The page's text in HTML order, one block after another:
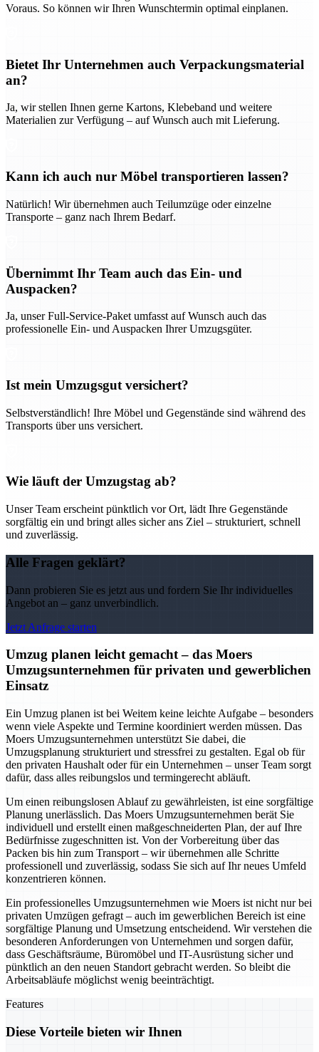
Voraus. So können wir Ihren Wunschtermin optimal einplanen.
Bietet Ihr Unternehmen auch Verpackungsmaterial
an?
Ja, wir stellen Ihnen gerne Kartons, Klebeband und weitere
Materialien zur Verfügung – auf Wunsch auch mit Lieferung.
Kann ich auch nur Möbel transportieren lassen?
Natürlich! Wir übernehmen auch Teilumzüge oder einzelne
Transporte – ganz nach Ihrem Bedarf.
Übernimmt Ihr Team auch das Ein- und
Auspacken?
Ja, unser Full-Service-Paket umfasst auf Wunsch auch das
professionelle Ein- und Auspacken Ihrer Umzugsgüter.
Ist mein Umzugsgut versichert?
Selbstverständlich! Ihre Möbel und Gegenstände sind während des
Transports über uns versichert.
Wie läuft der Umzugstag ab?
Unser Team erscheint pünktlich vor Ort, lädt Ihre Gegenstände
sorgfältig ein und bringt alles sicher ans Ziel – strukturiert, schnell
und zuverlässig.
Alle Fragen geklärt?
Dann probieren Sie es jetzt aus und fordern Sie Ihr individuelles
Angebot an – ganz unverbindlich.
Jetzt Anfrage starten
Umzug planen leicht gemacht – das Moers
Umzugsunternehmen für privaten und gewerblichen
Einsatz
Ein Umzug planen ist bei Weitem keine leichte Aufgabe – besonders
wenn viele Aspekte und Termine koordiniert werden müssen. Das
Moers Umzugsunternehmen unterstützt Sie dabei, die
Umzugsplanung strukturiert und stressfrei zu gestalten. Egal ob für
den privaten Haushalt oder für ein Unternehmen – unser Team sorgt
dafür, dass alles reibungslos und termingerecht abläuft.
Um einen reibungslosen Ablauf zu gewährleisten, ist eine sorgfältige
Planung unerlässlich. Das Moers Umzugsunternehmen berät Sie
individuell und erstellt einen maßgeschneiderten Plan, der auf Ihre
Bedürfnisse zugeschnitten ist. Von der Vorbereitung über das
Packen bis hin zum Transport – wir übernehmen alle Schritte
professionell und zuverlässig, sodass Sie sich auf Ihr neues Umfeld
konzentrieren können.
Ein professionelles Umzugsunternehmen wie Moers ist nicht nur bei
privaten Umzügen gefragt – auch im gewerblichen Bereich ist eine
sorgfältige Planung und Umsetzung entscheidend. Wir verstehen die
besonderen Anforderungen von Unternehmen und sorgen dafür,
dass Geschäftsräume, Büromöbel und IT-Ausrüstung sicher und
pünktlich an den neuen Standort gebracht werden. So bleibt die
Arbeitsabläufe möglichst wenig beeinträchtigt.
Features
Diese Vorteile bieten wir Ihnen